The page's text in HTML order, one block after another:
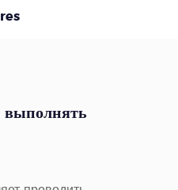
выполнять